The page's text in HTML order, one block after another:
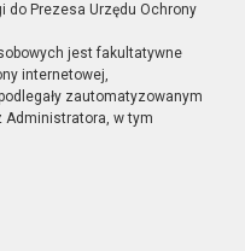
do Prezesa Urzędu Ochrony
jest fakultatywne
internetowej,
zautomatyzowanym
Administratora, w tym